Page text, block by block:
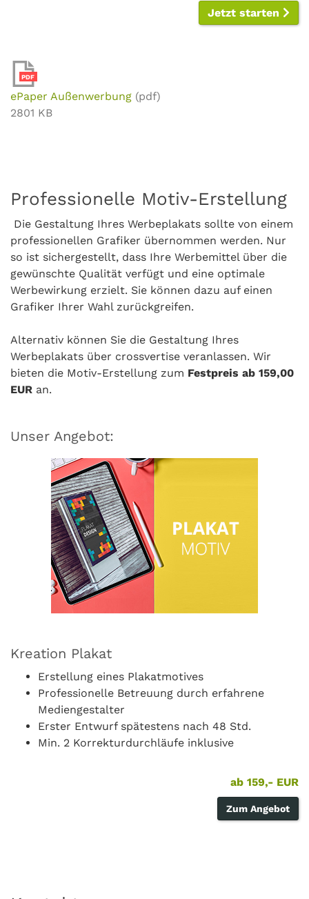
Jetzt starten
PDF
ePaper Außenwerbung (pdf)
2801 KB
Professionelle Motiv-Erstellung
Die Gestaltung Ihres Werbeplakats sollte von einem
professionellen Grafiker übernommen werden. Nur
so ist sichergestellt, dass Ihre Werbemittel über die
gewünschte Qualität verfügt und eine optimale
Werbewirkung erzielt. Sie können dazu auf einen
Grafiker Ihrer Wahl zurückgreifen.
Alternativ können Sie die Gestaltung Ihres
Werbeplakats über crossvertise veranlassen. Wir
bieten die Motiv-Erstellung zum Festpreis ab 159,00
EUR an.
Unser Angebot:
Kreation Plakat
Erstellung eines Plakatmotives
Professionelle Betreuung durch erfahrene
Mediengestalter
Erster Entwurf spätestens nach 48 Std.
Min. 2 Korrekturdurchläufe inklusive
ab 159,- EUR
Zum Angebot